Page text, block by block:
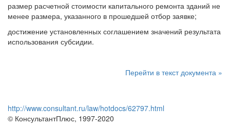
размер расчетной стоимости капитального ремонта зданий не
менее размера, указанного в прошедшей отбор заявке;
достижение установленных соглашением значений результата
использования субсидии.
Перейти в текст документа »
http://www.consultant.ru/law/hotdocs/62797.html
© КонсультантПлюс, 1997-2020